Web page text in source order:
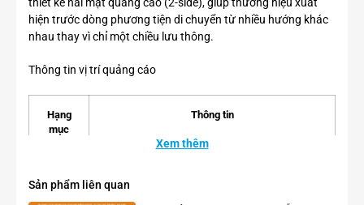
hiện trước dòng phương tiện di chuyển từ nhiều hướng khác
nhau thay vì chỉ một chiều lưu thông.
Thông tin vị trí quảng cáo
Hạng
mục
Thông tin
trí
Trung – Thanh Nhàn, quận Hai Bà Trưng, Hà Nội
Xem thêm
Sản phẩm liên quan